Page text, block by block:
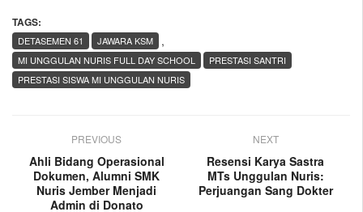
TAGS:
,
DETASEMEN 61
JAWARA KSM
MI UNGGULAN NURIS FULL DAY SCHOOL
PRESTASI SANTRI
PRESTASI SISWA MI UNGGULAN NURIS
PREVIOUS
Ahli Bidang Operasional
Dokumen, Alumni SMK
Nuris Jember Menjadi
Admin di Donato
NEXT
Resensi Karya Sastra
MTs Unggulan Nuris:
Perjuangan Sang Dokter